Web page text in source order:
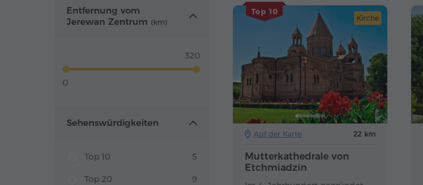
Entfernung vom
Jerewan Zentrum (km)
0
320
Sehenswürdigkeiten
Top 10 5
Top 20 9
Top 10
Kirche
Auf der Karte 22 km
Mutterkathedrale von
Etchmiadzin